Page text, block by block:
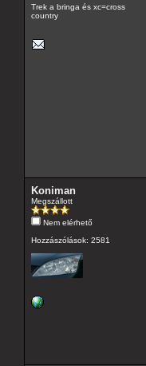
Trek a bringa és xc=cross
country
Koniman
Megszállott
Nem elérhető
Hozzászólások: 2581